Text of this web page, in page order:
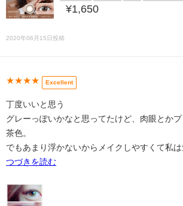
¥1,650
2020年06月15日投稿
★★★★ Excellent
丁度いいと思う
グレーっぽいかなと思ってたけど、肉眼とか
茶色。
でもあまり浮かないからメイクしやすくて私
つづきを読む